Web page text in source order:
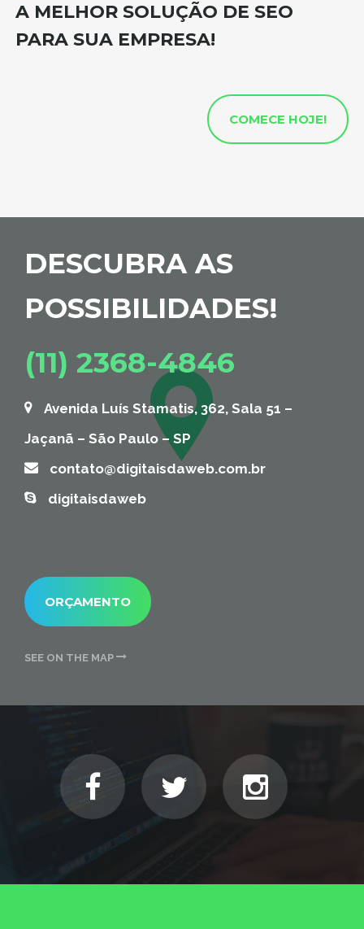
A MELHOR SOLUÇÃO DE SEO
PARA SUA EMPRESA!
COMECE HOJE!
DESCUBRA AS
POSSIBILIDADES!
(11) 2368-4846
Avenida Luís Stamatis, 362, Sala 51 –
Jaçanã – São Paulo – SP
contato@digitaisdaweb.com.br
digitaisdaweb
ORÇAMENTO
SEE ON THE MAP